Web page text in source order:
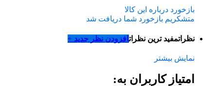
بازخورد درباره این کالا
متشکریم بازخورد شما دریافت شد
نظراتمفید ترین نظراتافزودن نظر جدید +
نمایش بیشتر
امتیاز کاربران به: